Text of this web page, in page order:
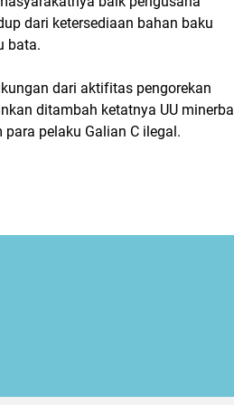
dari ketersediaan bahan baku
bata.
dari aktifitas pengorekan
ditambah ketatnya UU minerba
pelaku Galian C ilegal.